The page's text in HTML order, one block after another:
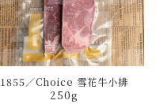
1855／Choice 雪花牛小排
250g